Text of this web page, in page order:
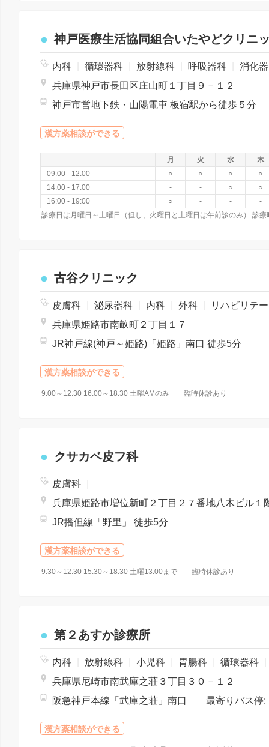
神戸医療生活協同組合いたやどクリニ
内科 循環器科 放射線科 呼吸器科
消化器科
兵庫県神戸市長田区庄山町１丁目９－１２
神戸市営地下鉄・山陽電車 板宿駅から徒歩５分
漢方薬相談ができる
月 火 水
木
09:00 - 12:00
○ ○ ○
○
14:00 - 17:00
- - ○
○
16:00 - 19:00
○ - - -
古谷クリニック
皮膚科 泌尿器科 内科 外科
リハビリテーション
兵庫県姫路市南畝町２丁目１７
JR神戸線(神戸～姫路)「姫路」南口 徒歩5分
漢方薬相談ができる
9:00～12:30 16:00～18:30 土曜AMのみ 臨時休診あり
クサカベ皮フ科
皮膚科
兵庫県姫路市増位新町２丁目２７番地八木ビル１
JR播但線「野里」 徒歩5分
漢方薬相談ができる
9:30～12:30 15:30～18:30 土曜13:00まで 臨時休診あり
第２あすか診療所
内科 放射線科 小児科 胃腸科 循環器科
兵庫県尼崎市南武庫之荘３丁目３０－１２
漢方薬相談ができる